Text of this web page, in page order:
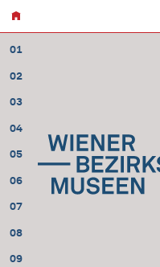
01
02
03
04
05
06
07
08
09